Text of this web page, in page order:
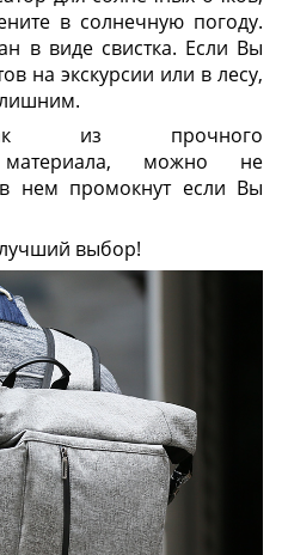
в солнечную погоду.
в виде свистка. Если Вы
на экскурсии или в лесу,
лишним.
из прочного
материала, можно не
нем промокнут если Вы
выбор!